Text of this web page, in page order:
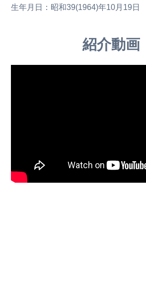
生年月日：昭和39(1964)年10月19日
紹介動画